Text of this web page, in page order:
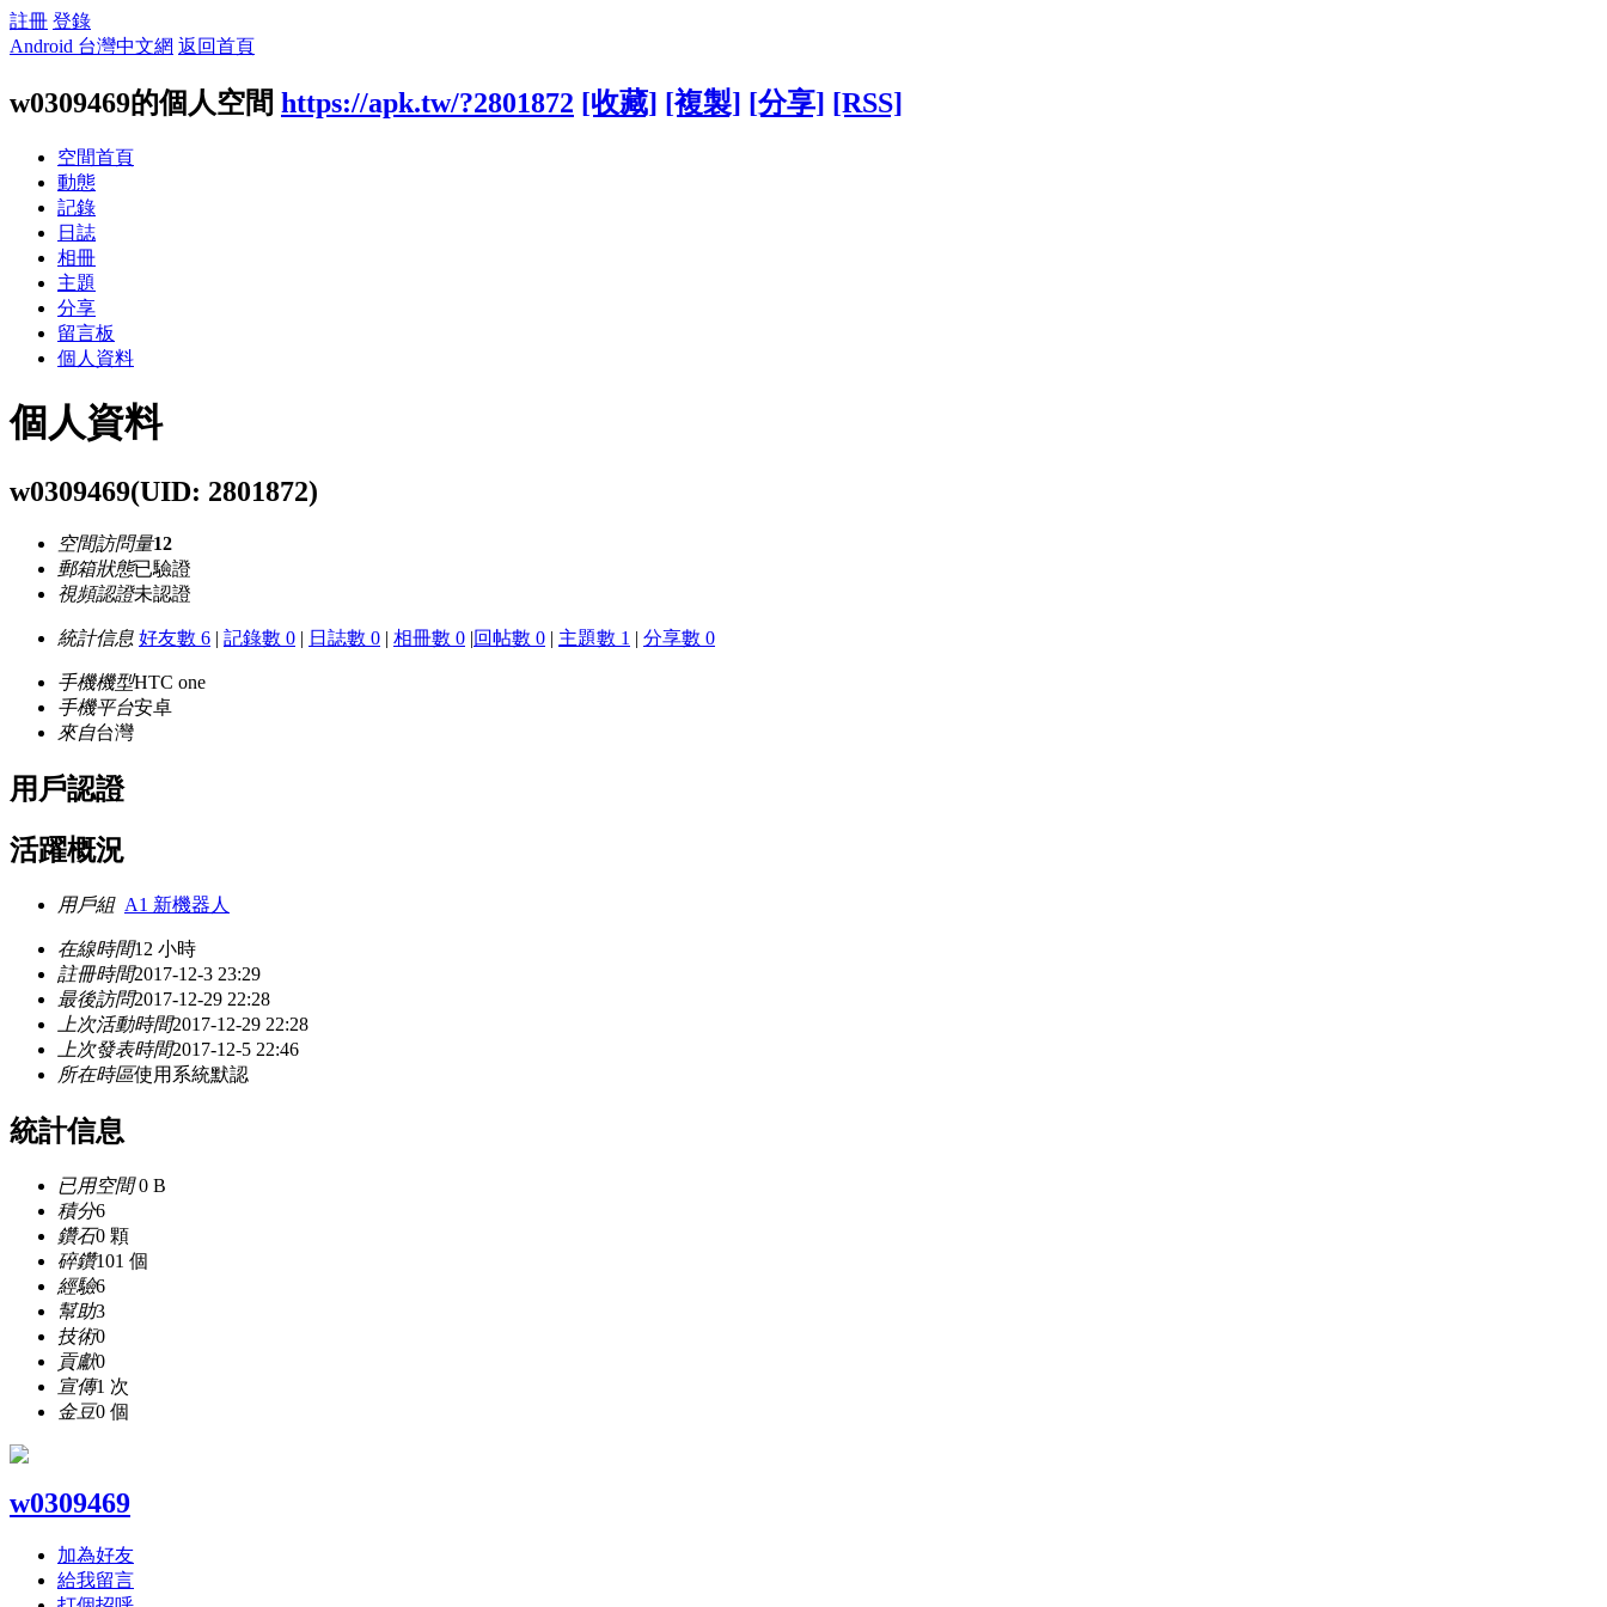
註冊 登錄
Android 台灣中文網 返回首頁
w0309469的個人空間 https://apk.tw/?2801872 [收藏] [複製] [分享] [RSS]
空間首頁
動態
記錄
日誌
相冊
主題
分享
留言板
個人資料
個人資料
w0309469(UID: 2801872)
空間訪問量12
郵箱狀態已驗證
視頻認證未認證
統計信息 好友數 6 | 記錄數 0 | 日誌數 0 | 相冊數 0 |回帖數 0 | 主題數 1 | 分享數 0
手機機型HTC one
手機平台安卓
來自台灣
用戶認證
活躍概況
用戶組 A1 新機器人
在線時間12 小時
註冊時間2017-12-3 23:29
最後訪問2017-12-29 22:28
上次活動時間2017-12-29 22:28
上次發表時間2017-12-5 22:46
所在時區使用系統默認
統計信息
已用空間0 B
積分6
鑽石0 顆
碎鑽101 個
經驗6
幫助3
技術0
貢獻0
宣傳1 次
金豆0 個
w0309469
加為好友
給我留言